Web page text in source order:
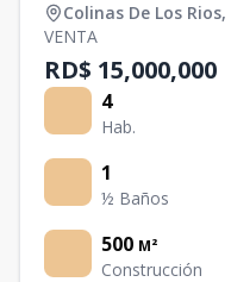
Colinas De Los Rios,
VENTA
RD$ 15,000,000
4
Hab.
1
½ Baños
500 M²
Construcción